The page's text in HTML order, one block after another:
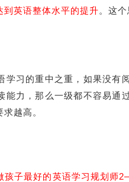
到英语整体水平的提升。这
学习的重中之重，如果没
能力，那么一级都不容易通
越高。
孩子最好的英语学习规划师